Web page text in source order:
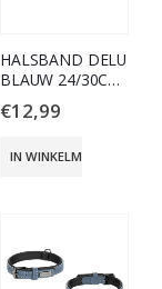
HALSBAND DELU
BLAUW 24/30CM
15MM
€12,99
IN WINKELMAND